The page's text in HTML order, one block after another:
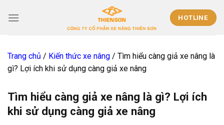
HOTLINE
Trang chủ / Kiến thức xe nâng / Tìm hiểu càng giả xe nâng là
gì? Lợi ích khi sử dụng càng giả xe nâng
Tìm hiểu càng giả xe nâng là gì? Lợi ích
khi sử dụng càng giả xe nâng